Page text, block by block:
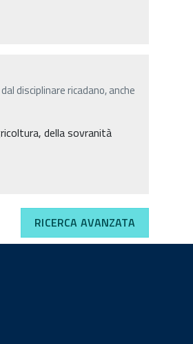
disciplinare ricadano, anche
della sovranità
RICERCA AVANZATA